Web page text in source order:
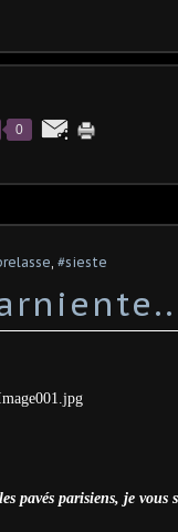
0
#sieste
pavés parisiens, je